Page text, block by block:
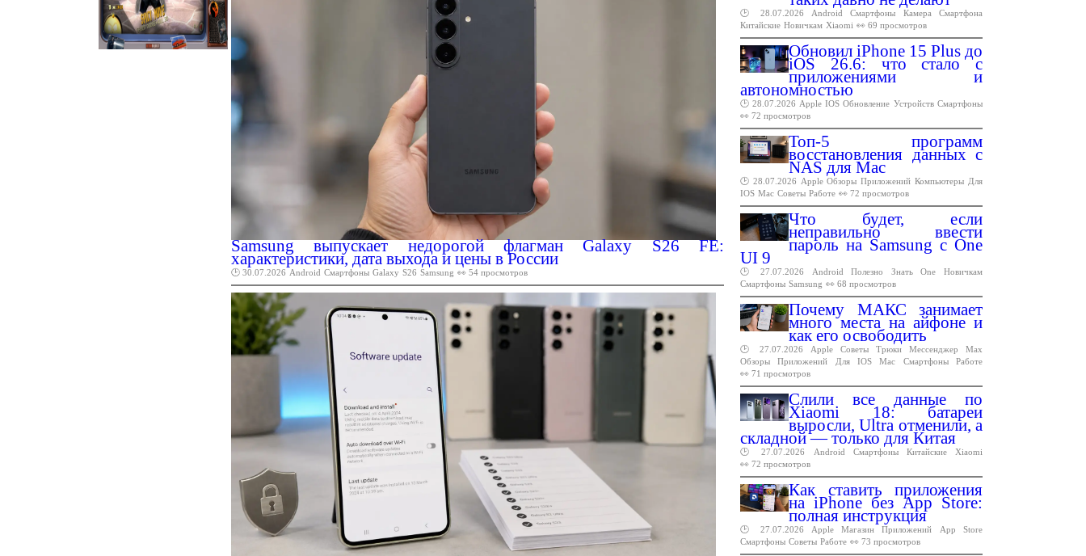
Samsung выпускает недорогой флагман Galaxy S26 FE:
характеристики, дата выхода и цены в России
🕑 30.07.2026 Android Смартфоны Galaxy S26 Samsung 👀 54 просмотров
🕑 28.07.2026 Android Смартфоны Камера
Смартфона
Китайские Новичкам Xiaomi 👀 69 просмотров
Обновил iPhone 15 Plus до
iOS 26.6: что стало с
приложениями и
автономностью
🕑 28.07.2026 Apple IOS Обновление Устройств Смартфоны
👀 72 просмотров
Топ-5 программ
восстановления данных с
NAS для Mac
🕑 28.07.2026 Apple Обзоры Приложений Компьютеры Для
IOS Mac Советы Работе 👀 72 просмотров
Что будет, если
неправильно ввести
пароль на Samsung с One
UI 9
🕑 27.07.2026 Android Полезно Знать One
Новичкам
Смартфоны Samsung 👀 68 просмотров
Почему МАКС занимает
много места на айфоне и
как его освободить
🕑 27.07.2026 Apple Советы Трюки Мессенджер
Max
Обзоры
Приложений Для IOS Mac Смартфоны
Работе
👀 71 просмотров
Слили все данные по
Xiaomi 18: батареи
выросли, Ultra отменили, а
складной — только для Китая
🕑 27.07.2026 Android Смартфоны Китайские
Xiaomi
👀 72 просмотров
Как ставить приложения
на iPhone без App Store:
полная инструкция
🕑 27.07.2026 Apple Магазин Приложений App
Store
Смартфоны Советы Работе 👀 73 просмотров